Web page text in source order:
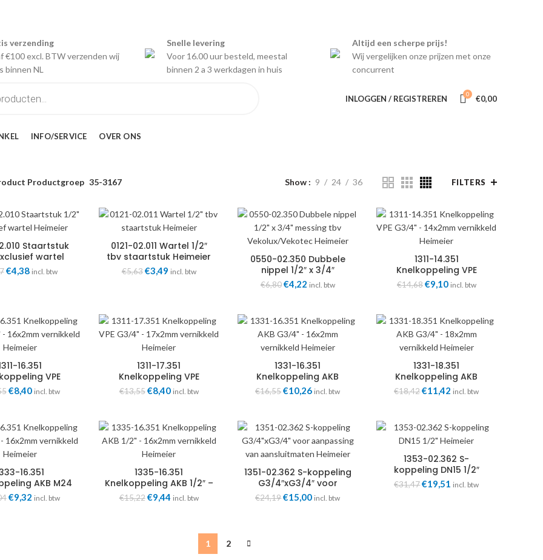
verzending
€100 excl. BTW verzenden wij
binnen NL
Snelle levering
Voor 16.00 uur besteld, meestal
binnen 2 a 3 werkdagen in huis
Altijd een scherpe prijs!
Wij vergelijken onze prijzen met onze
concurrent
INLOGGEN / REGISTREREN 0 €0,00
INFO/SERVICE OVER ONS
Productgroep 35-3167 Show 9 24 36 FILTERS
Staartstuk
wartel
Heimeier
Oorspronkelijke
€4,38Huidige
incl. btw
0121-02.011 Wartel 1/2″
tbv staartstuk Heimeier
€5,63 Oorspronkelijke
€3,49 Huidige
incl. btw
0550-02.350 Dubbele
nippel 1/2″ x 3/4″
messing tbv
Vekolux/Vekotec
€6,80Oorspronkelijke
€6,80.
€4,22 Huidige
€4,22.
incl. btw
1311-14.351
Knelkoppeling VPE
G3/4″ – 14x2mm
vernikkeld Heimeier
€14,68Oorspronkelijke
€14,68.
€9,10Huidige
€9,10.
incl. btw
16.351
VPE
– 16x2mm
Heimeier
Oorspronkelijke
€13,55.
€8,40Huidige
€8,40.
incl. btw
1311-17.351
Knelkoppeling VPE
G3/4″ – 17x2mm
vernikkeld Heimeier
€13,55 Oorspronkelijke
€13,55.
€8,40Huidige
€8,40.
incl. btw
1331-16.351
Knelkoppeling AKB
G3/4″ – 16x2mm
vernikkeld Heimeier
€16,55 Oorspronkelijke
€16,55.
€10,26 Huidige
€10,26.
incl. btw
1331-18.351
Knelkoppeling AKB
G3/4″ – 18x2mm
vernikkeld Heimeier
€18,42Oorspronkelijke
€18,42.
€11,42 Huidige
€11,42.
incl. btw
16.351
AKB M24
vernikkeld
Heimeier
Oorspronkelijke
€9,32 Huidige
incl. btw
1335-16.351
Knelkoppeling AKB 1/2″ –
16x2mm vernikkeld
Heimeier
€15,22 Oorspronkelijke
€9,44 Huidige
incl. btw
1351-02.362 S-koppeling
G3/4″xG3/4″ voor
aanpassing van
aansluitmaten Heimeier
€24,19 Oorspronkelijke
€15,00 Huidige
incl. btw
1353-02.362 S-
koppeling DN15 1/2″
Heimeier
€31,47Oorspronkelijke
€19,51 Huidige
incl. btw
1 2